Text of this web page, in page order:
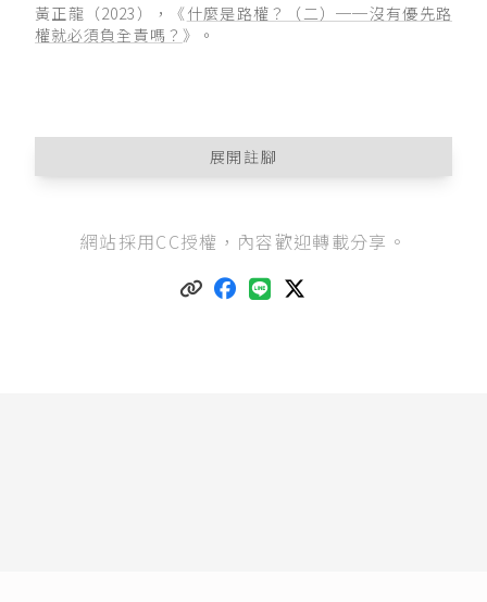
黃正龍（2023），《什麼是路權？（二）──沒有優先路
權就必須負全責嗎？ 》。
展開註腳
人轉彎或變換車道時，有下列情形之一者，處新
意來、往行人，或轉彎前未減速慢行。」
網站採用CC授權，內容歡迎轉載分享。